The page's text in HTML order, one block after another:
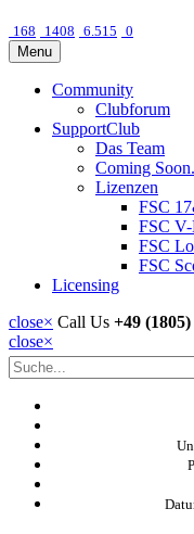
168 1408 6.515 0
Menu
Community
Clubforum
SupportClub
Das Team
Coming
Lizenzen
FSC
FSC
FSC
FSC
Licensing
close× Call Us +49
close×